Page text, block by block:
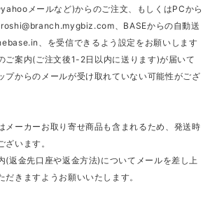
メールなど)からのご注文、もしくはPCから
、BASEからの自動送
、を受信できるよう設定をお願いします
ご案内(ご注文後1-2日以内に送ります)が届いて
プからのメールが受け取れていない可能性がござ
メーカーお取り寄せ商品も含まれるため、発送時
ざいます。
(返金先口座や返金方法)についてメールを差し上
だきますようお願いいたします。